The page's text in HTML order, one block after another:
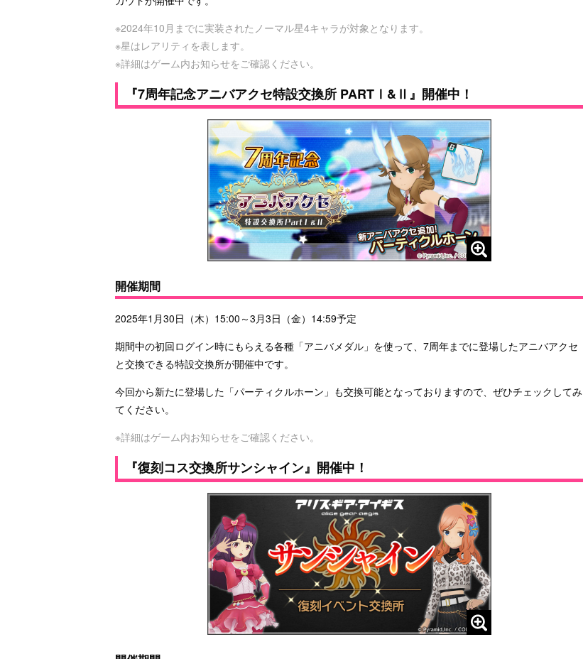
※2024年10月までに実装されたノーマル星4キャラが対象となります。
※星はレアリティを表します。
※詳細はゲーム内お知らせをご確認ください。
『7周年記念アニバアクセ特設交換所 PARTⅠ&Ⅱ』開催中！
開催期間
2025年1月30日（木）15:00～3月3日（金）14:59予定
期間中の初回ログイン時にもらえる各種「アニバメダル」を使って、7周年までに登場したアニバアクセ
と交換できる特設交換所が開催中です。
今回から新たに登場した「パーティクルホーン」も交換可能となっておりますので、ぜひチェックしてみ
てください。
※詳細はゲーム内お知らせをご確認ください。
『復刻コス交換所サンシャイン』開催中！